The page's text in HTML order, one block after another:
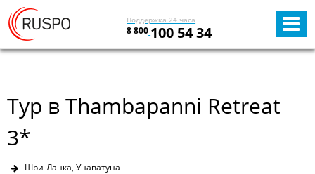
Поддержка 24 часа
8 800 100 54 34
Тур в Thambapanni Retreat
3*
Шри-Ланка, Унаватуна